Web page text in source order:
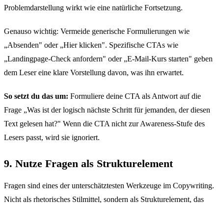
Problemdarstellung wirkt wie eine natürliche Fortsetzung.
Genauso wichtig: Vermeide generische Formulierungen wie
„Absenden" oder „Hier klicken". Spezifische CTAs wie
„Landingpage-Check anfordern" oder „E-Mail-Kurs starten" geben
dem Leser eine klare Vorstellung davon, was ihn erwartet.
So setzt du das um: Formuliere deine CTA als Antwort auf die
Frage „Was ist der logisch nächste Schritt für jemanden, der diesen
Text gelesen hat?" Wenn die CTA nicht zur Awareness-Stufe des
Lesers passt, wird sie ignoriert.
9. Nutze Fragen als Strukturelement
Fragen sind eines der unterschätztesten Werkzeuge im Copywriting.
Nicht als rhetorisches Stilmittel, sondern als Strukturelement, das